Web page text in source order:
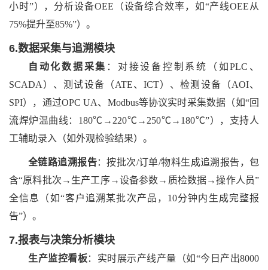
小时”），分析设备OEE（设备综合效率，如“产线OEE从
75%提升至85%”）。
6.数据采集与追溯模块
自动化数据采集 ：对接设备控制系统（如PLC、
SCADA）、测试设备（ATE、ICT）、检测设备（AOI、
SPI），通过OPC UA、Modbus等协议实时采集数据（如“回
流焊炉温曲线：180℃→220℃→250℃→180℃”），支持人
工辅助录入（如外观检验结果）。
全链路追溯报告：按批次/订单/物料生成追溯报告，包
含“原料批次→生产工序→设备参数→质检数据→操作人员”
全信息（如“客户追溯某批次产品，10分钟内生成完整报
告”）。
7.报表与决策分析模块
生产监控看板：实时展示产线产量（如“今日产出8000